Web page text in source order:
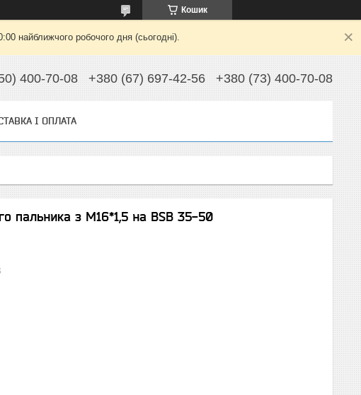
Кошик
найближчого робочого дня (сьогодні).
400-70-08 +380 (67) 697-42-56 +380 (73) 400-70-08
І ОПЛАТА
пальника з М16*1,5 на BSB 35-50